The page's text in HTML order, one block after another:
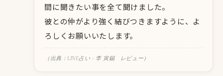
間に聞きたい事を全て聞けました。
彼との仲がより強く結びつきますように、よ
ろしくお願いいたします。
（出典：LINE占い - 李 寅錫 レビュー）